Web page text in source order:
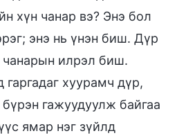
хүн чанар вэ? Энэ бол
энэ нь үнэн биш. Дүр
чанарын илрэл биш.
хуурамч дүр,
гажуудуулж байгаа
ямар нэг зүйлд